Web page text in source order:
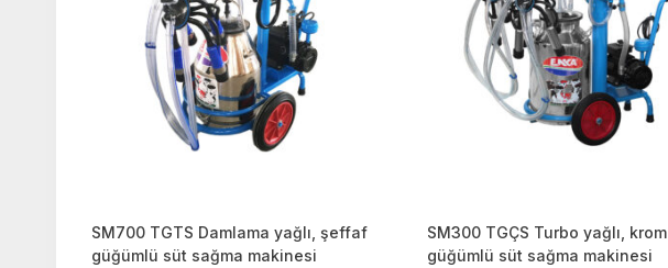
SM700 TGTS Damlama yağlı, şeffaf
güğümlü süt sağma makinesi
SM300 TGÇS Turbo yağlı, krom
güğümlü süt sağma makinesi